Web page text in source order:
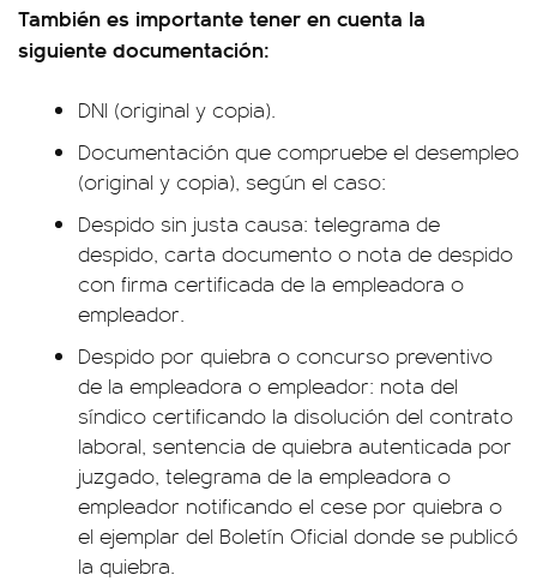
También es importante tener en cuenta la
siguiente documentación:
DNI (original y copia).
Documentación que compruebe el desempleo
(original y copia), según el caso:
Despido sin justa causa: telegrama de
despido, carta documento o nota de despido
con firma certificada de la empleadora o
empleador.
Despido por quiebra o concurso preventivo
de la empleadora o empleador: nota del
síndico certificando la disolución del contrato
laboral, sentencia de quiebra autenticada por
juzgado, telegrama de la empleadora o
empleador notificando el cese por quiebra o
el ejemplar del Boletín Oficial donde se publicó
la quiebra.